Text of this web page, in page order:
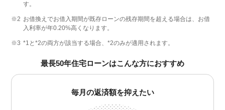
す。
※2 お借換えでお借入期間が既存ローンの残存期間を超える場合は、お借
入利率が年0.20%高くなります。
※3 *1と*2の両方が該当する場合、*2のみが適用されます。
最長50年住宅ローンはこんな方におすすめ
毎月の返済額を抑えたい